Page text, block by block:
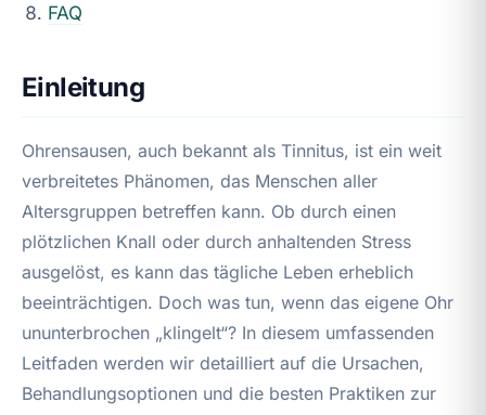
FAQ
Einleitung
Ohrensausen, auch bekannt als Tinnitus, ist ein weit
verbreitetes Phänomen, das Menschen aller
Altersgruppen betreffen kann. Ob durch einen
plötzlichen Knall oder durch anhaltenden Stress
ausgelöst, es kann das tägliche Leben erheblich
beeinträchtigen. Doch was tun, wenn das eigene Ohr
ununterbrochen „klingelt“? In diesem umfassenden
Leitfaden werden wir detailliert auf die Ursachen,
Behandlungsoptionen und die besten Praktiken zur